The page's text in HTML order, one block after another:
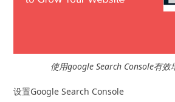
使用google Search Console有效
设置Google Search Console